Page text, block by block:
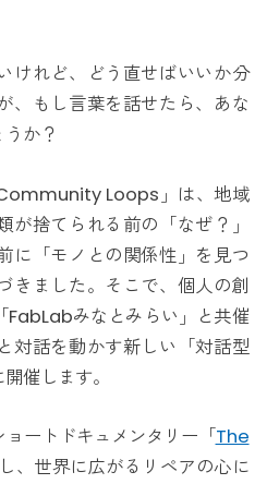
けれど、どう直せばいいか分
、もし言葉を話せたら、あな
か？
Loops」は、地域
が捨てられる前の「なぜ？」
に「モノとの関係性」を見つ
きました。そこで、個人の創
FabLabみなとみらい」と共催
対話を動かす新しい「対話型
催します。
ートドキュメンタリー「The
、世界に広がるリペアの心に